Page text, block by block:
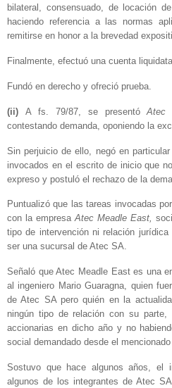
bilateral, consensuado, de locación
haciendo referencia a las normas
remitirse en honor a la brevedad
Finalmente, efectuó una cuenta
Fundó en derecho y ofreció prueba.
(ii) A fs. 79/87, se presentóAtec
contestando demanda, oponiendo la
Sin perjuicio de ello, negó en
invocados en el escrito de inicio que
expreso y postuló el rechazo de la
Puntualizó que las tareas invocadas
con la empresaAtec Meadle East,
tipo de intervención ni relación
ser una sucursal de Atec SA.
Señaló que Atec Meadle East es una
al ingeniero Mario Guaragna, quien
de Atec SA pero quién en la
ningún tipo de relación con su parte,
accionarias en dicho año y no
social demandado desde el mencionado
Sostuvo que hace algunos años, el
algunos de los integrantes de Atec